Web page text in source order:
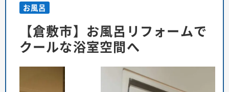
お風呂
【倉敷市】お風呂リフォームで
クールな浴室空間へ